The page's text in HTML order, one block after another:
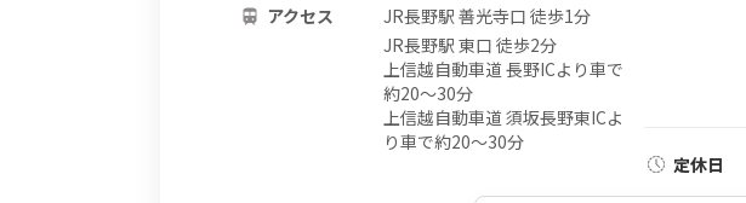
アクセス
JR長野駅 善光寺口 徒歩1分
JR長野駅 東口 徒歩2分
上信越自動車道 長野ICより車で
約20～30分
上信越自動車道 須坂長野東ICよ
り車で約20～30分
定休日